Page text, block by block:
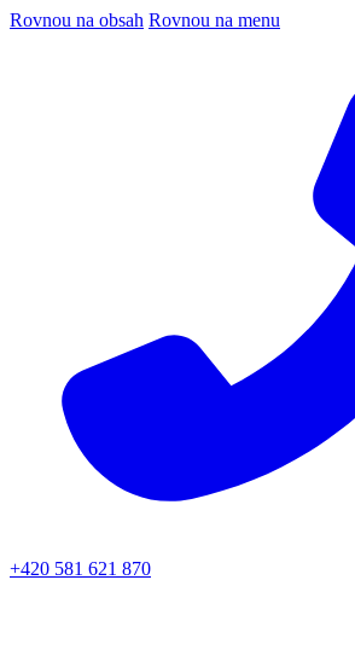
Rovnou na obsah Rovnou na menu
+420 581 621 870